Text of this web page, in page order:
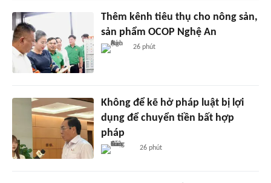
Thêm kênh tiêu thụ cho nông sản,
sản phẩm OCOP Nghệ An
26 phút
Không để kẽ hở pháp luật bị lợi
dụng để chuyển tiền bất hợp
pháp
26 phút